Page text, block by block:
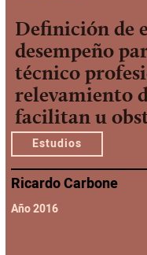
Definición de
desempeño
técnico
relevamiento
facilitan u
Estudios
Ricardo Carbone
Año 2016